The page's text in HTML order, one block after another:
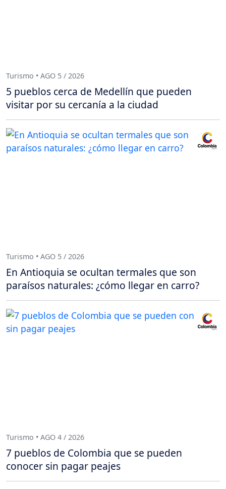
Turismo • AGO 5 / 2026
5 pueblos cerca de Medellín que pueden
visitar por su cercanía a la ciudad
Turismo • AGO 5 / 2026
En Antioquia se ocultan termales que son
paraísos naturales: ¿cómo llegar en carro?
Turismo • AGO 4 / 2026
7 pueblos de Colombia que se pueden
conocer sin pagar peajes